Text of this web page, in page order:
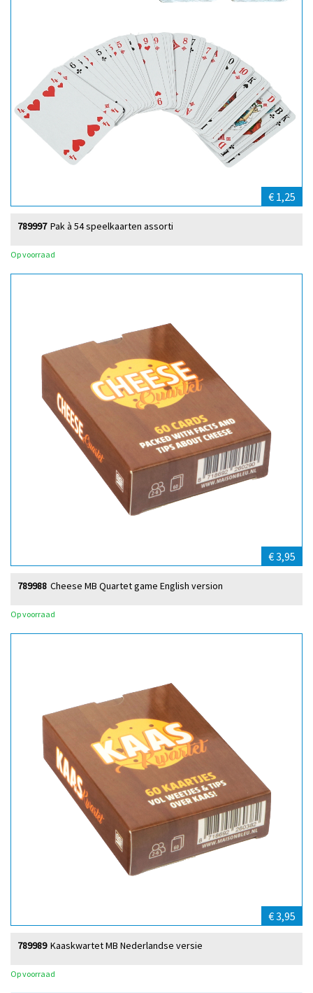
€ 1,25
Pak à 54 speelkaarten assorti
789997
Op voorraad
€ 3,95
Cheese MB Quartet game English version
789988
Op voorraad
€ 3,95
Kaaskwartet MB Nederlandse versie
789989
Op voorraad